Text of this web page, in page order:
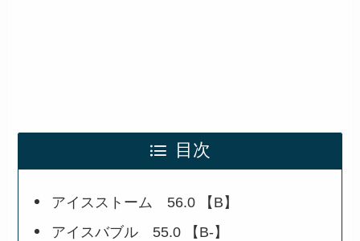
目次
アイスストーム 56.0 【B】
アイスバブル 55.0 【B-】